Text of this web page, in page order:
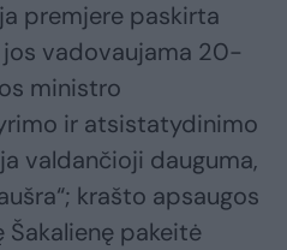
premjere paskirta
jos vadovaujama 20-
ministro
ir atsistatydinimo
valdančioji dauguma,
krašto apsaugos
pakeitė